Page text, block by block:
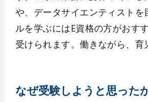
や、データサイエンティスト
ルを学ぶにはE資格の方がおす
受けられます。働きながら、育
なぜ受験しようと思った